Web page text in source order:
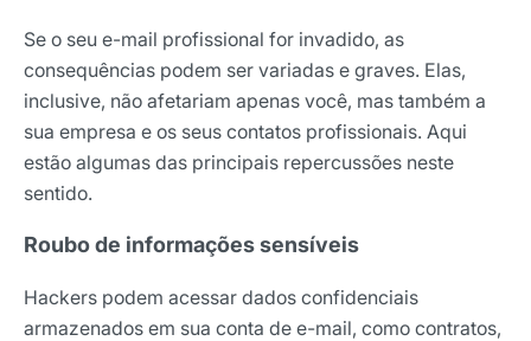
Se o seu e-mail profissional for invadido, as
consequências podem ser variadas e graves. Elas,
inclusive, não afetariam apenas você, mas também a
sua empresa e os seus contatos profissionais. Aqui
estão algumas das principais repercussões neste
sentido.
Roubo de informações sensíveis
Hackers podem acessar dados confidenciais
armazenados em sua conta de e-mail, como contratos,